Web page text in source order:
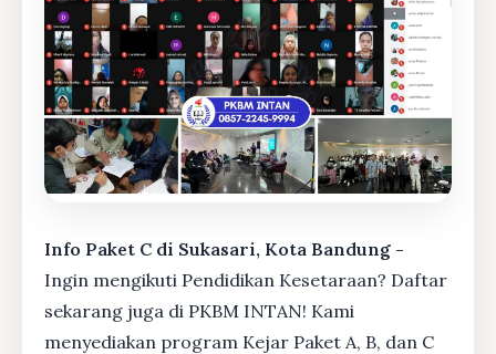
Info Paket C di Sukasari, Kota Bandung -
Ingin mengikuti Pendidikan Kesetaraan? Daftar
sekarang juga di PKBM INTAN! Kami
menyediakan program Kejar Paket A, B, dan C